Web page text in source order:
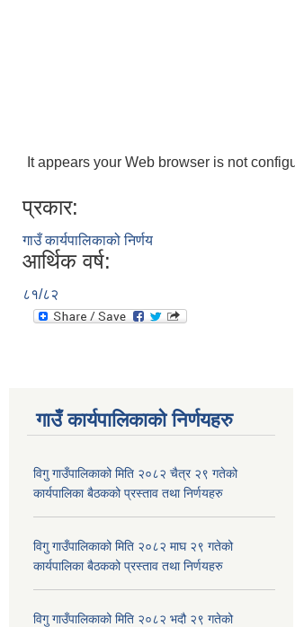
It appears your Web browser is not
प्रकार:
गाउँ कार्यपालिकाको निर्णय
आर्थिक वर्ष:
८१/८२
गाउँ कार्यपालिकाकाे निर्णयहरु
विगु गाउँपालिकाको मिति २०८२ चैत्र २९ गतेको
कार्यपालिका बैठकको प्रस्ताव तथा निर्णयहरु
विगु गाउँपालिकाको मिति २०८२ माघ २९ गतेको
कार्यपालिका बैठकको प्रस्ताव तथा निर्णयहरु
विगु गाउँपालिकाको मिति २०८२ भदौ २९ गतेको